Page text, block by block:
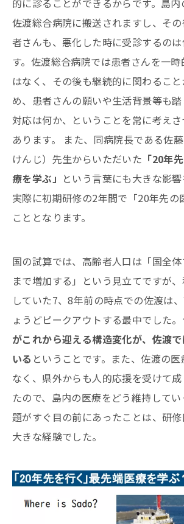
的に診ることができるからです。島
佐渡総合病院に搬送されますし、そ
者さんも、悪化した時に受診するの
す。佐渡総合病院では患者さんを一
はなく、その後も継続的に関わるこ
め、患者さんの願いや生活背景等も
対応は何か、ということを常に考え
あります。 また、同病院長である佐
けんじ）先生からいただいた 「20年
療を学ぶ」 という言葉にも大きな影響
実際に初期研修の2年間で「20年先の
こととなります。
国の試算では、高齢者人口は「国全
まで増加する」という見立てですが
していた7、8年前の時点での佐渡は
ょうどピークアウトする最中でした。
がこれから迎える構造変化が、佐渡
いる ということです。また、佐渡の
なく、県外からも人的応援を受けて
たので、島内の医療をどう維持して
題がすぐ目の前にあったことは、研
大きな経験でした。